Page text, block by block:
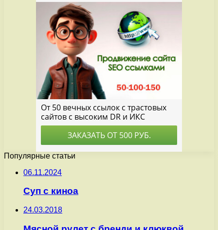
Популярные статьи
06.11.2024
Суп с киноа
24.03.2018